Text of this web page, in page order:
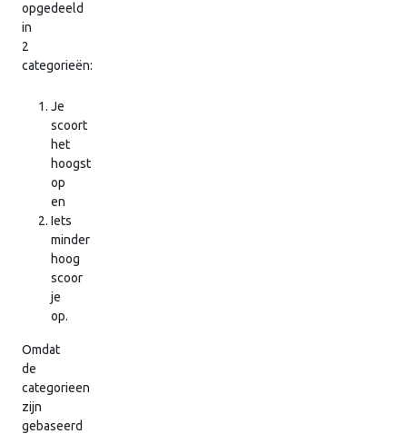
opgedeeld
in
2
categorieën:
Je
scoort
het
hoogst
op
en
Iets
minder
hoog
scoor
je
op.
Omdat
de
categorieen
zijn
gebaseerd